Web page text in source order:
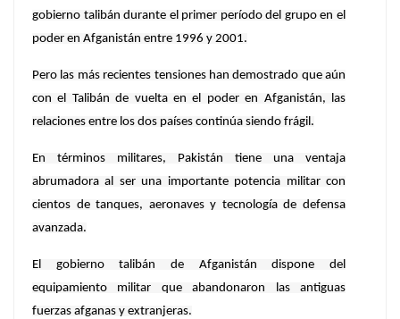
gobierno talibán durante el primer período del grupo en el
poder en Afganistán entre 1996 y 2001.
Pero las más recientes tensiones han demostrado que aún
con el Talibán de vuelta en el poder en Afganistán, las
relaciones entre los dos países continúa siendo frágil.
En términos militares, Pakistán tiene una ventaja
abrumadora al ser una importante potencia militar con
cientos de tanques, aeronaves y tecnología de defensa
avanzada.
El gobierno talibán de Afganistán dispone del
equipamiento militar que abandonaron las antiguas
fuerzas afganas y extranjeras.